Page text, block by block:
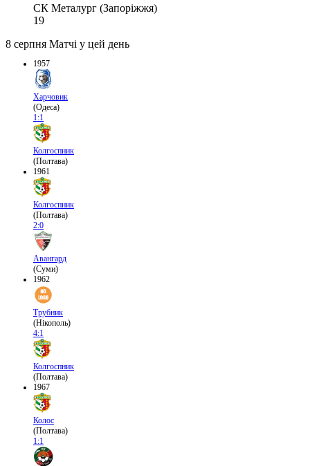
СК Металург (Запоріжжя)
19
8 серпня Матчі у цей день
1957
Харчовик
(Одеса)
1:1
Колгоспник
(Полтава)
1961
Колгоспник
(Полтава)
2:0
Авангард
(Суми)
1962
Трубник
(Нікополь)
4:1
Колгоспник
(Полтава)
1967
Колос
(Полтава)
1:1